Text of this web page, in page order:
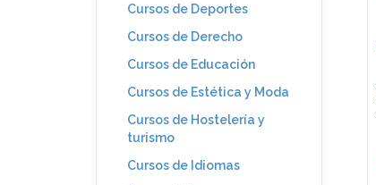
Cursos de Deportes
Cursos de Derecho
Cursos de Educación
Cursos de Estética y Moda
Cursos de Hostelería y
turismo
Cursos de Idiomas